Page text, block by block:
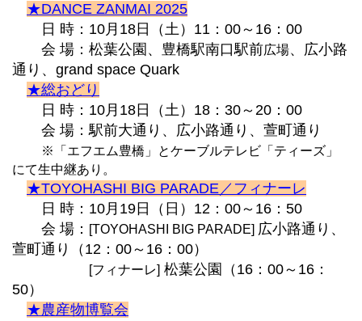
★DANCE ZANMAI 2025
日 時：10月18日（土）11：00～16：00
会 場：松葉公園、豊橋駅南口駅前広場、広小路
通り、grand space Quark
★総おどり
日 時：10月18日（土）18：30～20：00
会 場：駅前大通り、広小路通り、萱町通り
※「エフエム豊橋」とケーブルテレビ「ティーズ」
にて生中継あり。
★TOYOHASHI BIG PARADE／フィナーレ
日 時：10月19日（日）12：00～16：50
会 場： [TOYOHASHI BIG PARADE] 広小路通り、
萱町通り（12：00～16：00）
[フィナーレ] 松葉公園（16：00～16：
50）
★農産物博覧会